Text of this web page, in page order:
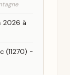
2026 à
(11270) -